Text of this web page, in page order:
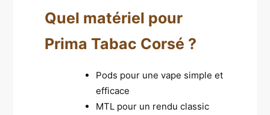
Quel matériel pour
Prima Tabac Corsé ?
Pods pour une vape simple et
efficace
MTL pour un rendu classic